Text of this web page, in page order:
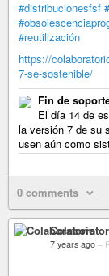
#distribucionesfsf
#reutilización
https://
7-se-sostenible/
Fin de
El día 14 de
la versión 7 de su
usen aún como
0 comments
7 years ago –